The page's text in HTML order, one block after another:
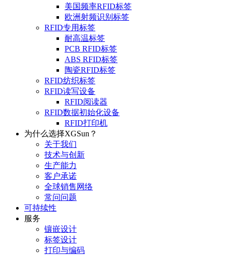
美国频率RFID标签
欧洲射频识别标签
RFID专用标签
耐高温标签
PCB RFID标签
ABS RFID标签
陶瓷RFID标签
RFID纺织标签
RFID读写设备
RFID阅读器
RFID数据初始化设备
RFID打印机
为什么选择XGSun？
关于我们
技术与创新
生产能力
客户承诺
全球销售网络
常问问题
可持续性
服务
镶嵌设计
标签设计
打印与编码